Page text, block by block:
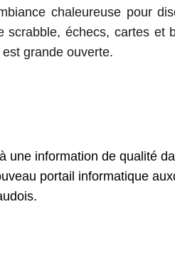
chaleureuse pour
échecs, cartes et
grande ouverte.
une information de qualité
portail informatique